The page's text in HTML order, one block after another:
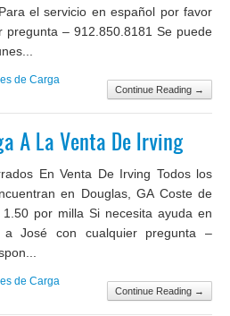
el servicio en español por favor
pregunta – 912.850.8181 Se puede
Continue Reading →
de Carga
A La Venta De Irving
En Venta De Irving Todos los
en Douglas, GA Coste de
por milla Si necesita ayuda en
José con cualquier pregunta –
Continue Reading →
de Carga